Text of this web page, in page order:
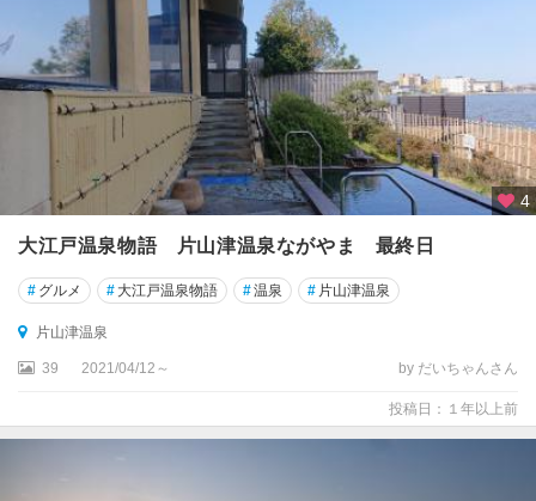
4
大江戸温泉物語 片山津温泉ながやま 最終日
# グルメ # 大江戸温泉物語 #温泉 # 片山津温泉
片山津温泉
39 2021/04/12～ by だいちゃんさん
投稿日：１年以上前